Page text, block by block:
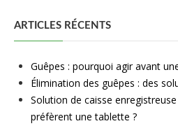
ARTICLES RÉCENTS
Guêpes : pourquoi agir avant
Élimination des guêpes : des
Solution de caisse
préfèrent une tablette ?